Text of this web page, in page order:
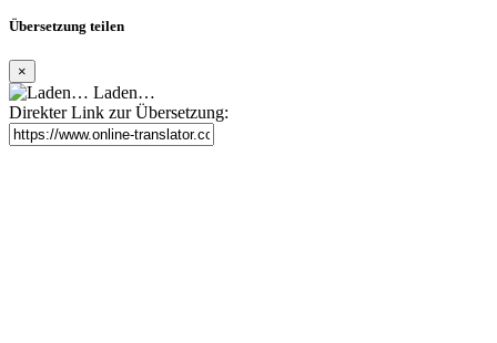
Übersetzung teilen
×
Laden…
Direkter Link zur Übersetzung: